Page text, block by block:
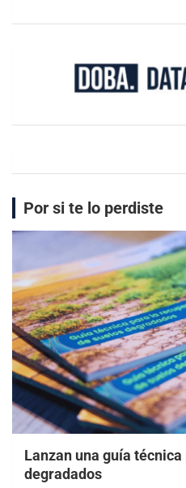
Por si te lo perdiste
Lanzan una guía
degradados